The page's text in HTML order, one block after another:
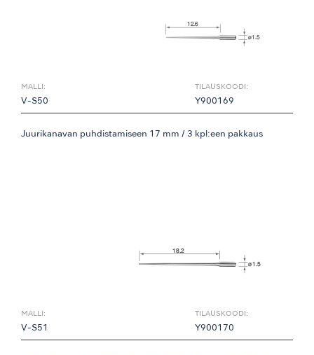
MALLI:
V-S50
TILAUSKOODI:
Y900169
Juurikanavan puhdistamiseen 17 mm / 3 kpl:een pakkaus
MALLI:
V-S51
TILAUSKOODI:
Y900170